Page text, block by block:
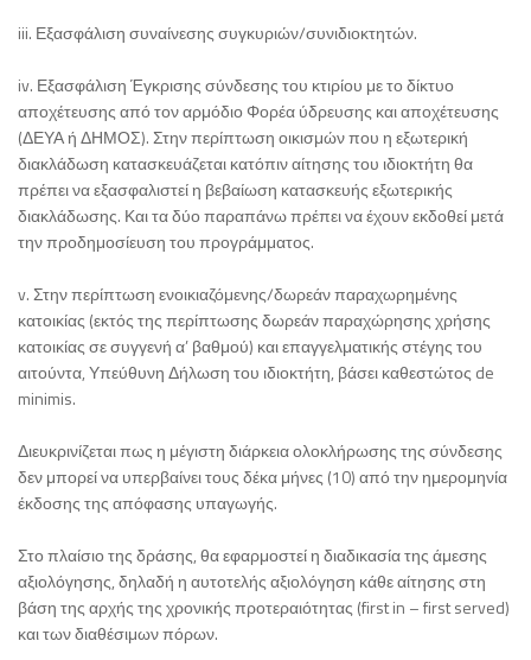
iii. Εξασφάλιση συναίνεσης συγκυριών/συνιδιοκτητών.
iv. Εξασφάλιση Έγκρισης σύνδεσης του κτιρίου με το δίκτυο
αποχέτευσης από τον αρμόδιο Φορέα ύδρευσης και αποχέτευσης
(ΔΕΥΑ ή ΔΗΜΟΣ). Στην περίπτωση οικισμών που η εξωτερική
διακλάδωση κατασκευάζεται κατόπιν αίτησης του ιδιοκτήτη θα
πρέπει να εξασφαλιστεί η βεβαίωση κατασκευής εξωτερικής
διακλάδωσης. Και τα δύο παραπάνω πρέπει να έχουν εκδοθεί μετά
την προδημοσίευση του προγράμματος.
v. Στην περίπτωση ενοικιαζόμενης/δωρεάν παραχωρημένης
κατοικίας (εκτός της περίπτωσης δωρεάν παραχώρησης χρήσης
κατοικίας σε συγγενή α’ βαθμού) και επαγγελματικής στέγης του
αιτούντα, Υπεύθυνη Δήλωση του ιδιοκτήτη, βάσει καθεστώτος de
minimis.
Διευκρινίζεται πως η μέγιστη διάρκεια ολοκλήρωσης της σύνδεσης
δεν μπορεί να υπερβαίνει τους δέκα μήνες (10) από την ημερομηνία
έκδοσης της απόφασης υπαγωγής.
Στο πλαίσιο της δράσης, θα εφαρμοστεί η διαδικασία της άμεσης
αξιολόγησης, δηλαδή η αυτοτελής αξιολόγηση κάθε αίτησης στη
βάση της αρχής της χρονικής προτεραιότητας (first in – first served)
και των διαθέσιμων πόρων.